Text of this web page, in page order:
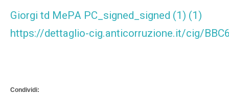
Giorgi td MePA PC_signed_signed (1) (1)
https://dettaglio-cig.anticorruzione.it/cig/
Condividi: